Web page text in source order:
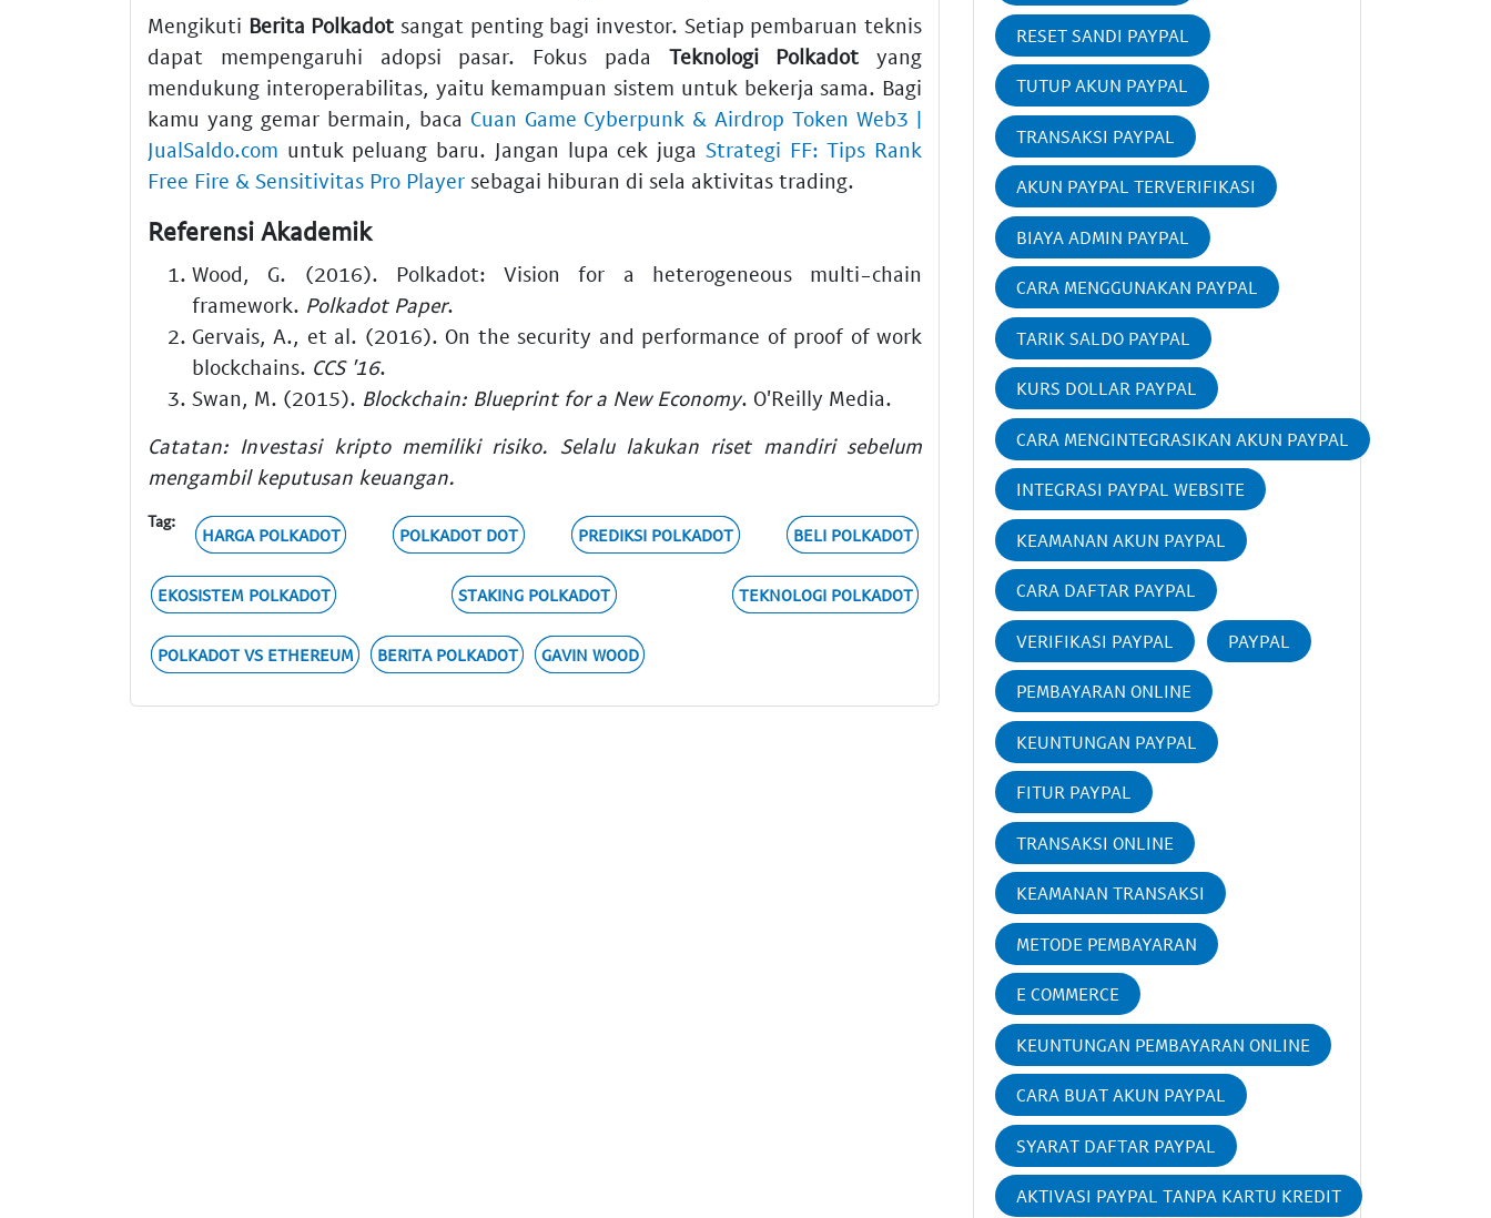
Mengikuti Berita Polkadot sangat penting bagi investor. Setiap pembaruan teknis
dapat mempengaruhi adopsi pasar. Fokus pada Teknologi Polkadot yang
mendukung interoperabilitas, yaitu kemampuan sistem untuk bekerja sama. Bagi
kamu yang gemar bermain, baca Cuan Game Cyberpunk & Airdrop Token Web3 |
JualSaldo.com untuk peluang baru. Jangan lupa cek juga Strategi FF: Tips Rank
Free Fire & Sensitivitas Pro Player sebagai hiburan di sela aktivitas trading.
Referensi Akademik
Wood, G. (2016). Polkadot: Vision for a heterogeneous multi-chain
framework. Polkadot Paper.
Gervais, A., et al. (2016). On the security and performance of proof of work
blockchains. CCS '16.
Swan, M. (2015). Blockchain: Blueprint for a New Economy. O'Reilly Media.
Catatan: Investasi kripto memiliki risiko. Selalu lakukan riset mandiri sebelum
mengambil keputusan keuangan.
Tag:
HARGA POLKADOT POLKADOT DOT PREDIKSI POLKADOT BELI POLKADOT
EKOSISTEM POLKADOT STAKING POLKADOT TEKNOLOGI POLKADOT
POLKADOT VS ETHEREUM BERITA POLKADOT GAVIN WOOD
RESET SANDI PAYPAL
TUTUP AKUN PAYPAL
TRANSAKSI PAYPAL
AKUN PAYPAL TERVERIFIKASI
BIAYA ADMIN PAYPAL
CARA MENGGUNAKAN PAYPAL
TARIK SALDO PAYPAL
KURS DOLLAR PAYPAL
CARA MENGINTEGRASIKAN AKUN PAYPAL
INTEGRASI PAYPAL WEBSITE
KEAMANAN AKUN PAYPAL
CARA DAFTAR PAYPAL
VERIFIKASI PAYPAL PAYPAL
PEMBAYARAN ONLINE
KEUNTUNGAN PAYPAL
FITUR PAYPAL
TRANSAKSI ONLINE
KEAMANAN TRANSAKSI
METODE PEMBAYARAN
E COMMERCE
KEUNTUNGAN PEMBAYARAN ONLINE
CARA BUAT AKUN PAYPAL
SYARAT DAFTAR PAYPAL
AKTIVASI PAYPAL TANPA KARTU KREDIT